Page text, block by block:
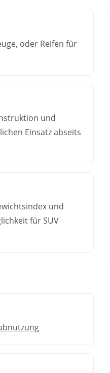
oder Reifen für
und
Einsatz abseits
und
für SUV